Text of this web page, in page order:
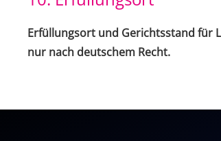
Erfüllungsort und Gerichtsstand für
nur nach deutschem Recht.